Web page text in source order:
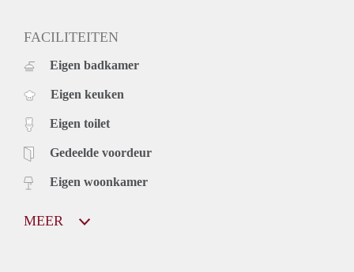
FACILITEITEN
Eigen badkamer
Eigen keuken
Eigen toilet
Gedeelde voordeur
Eigen woonkamer
MEER